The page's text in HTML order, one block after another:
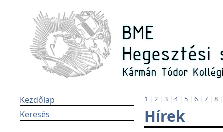
Kezdőlap
Keresés
1 | 2 | 3 | 4| 5 | 6 | 7 | 8
Hírek